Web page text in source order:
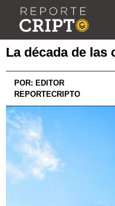
La década de las
POR: EDITOR
REPORTECRIPTO